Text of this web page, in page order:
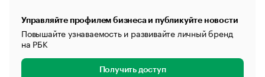
Управляйте профилем бизнеса и публикуйте новости
Повышайте узнаваемость и развивайте личный бренд
на РБК
Получить доступ